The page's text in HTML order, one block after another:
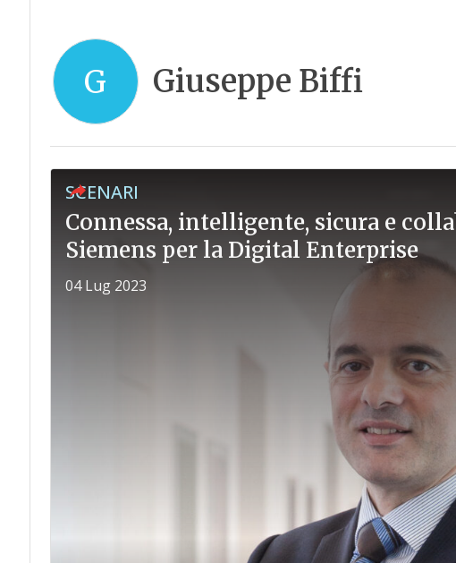
G Giuseppe Biffi
SCENARI
Connessa, intelligente, sicura e
Siemens per la Digital Enterprise
04 Lug 2023